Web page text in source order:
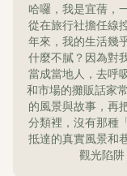
哈囉，我是宜蒨，
從在旅行社擔任線
年來，我的生活幾
什麼不膩？因為對
當成當地人，去呼
和市場的攤販話家
的風景與故事，再
分類裡，沒有那種
抵達的真實風景和
觀光陷阱